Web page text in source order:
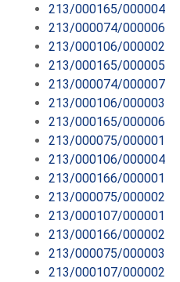
213/000165/000004
213/000074/000006
213/000106/000002
213/000165/000005
213/000074/000007
213/000106/000003
213/000165/000006
213/000075/000001
213/000106/000004
213/000166/000001
213/000075/000002
213/000107/000001
213/000166/000002
213/000075/000003
213/000107/000002